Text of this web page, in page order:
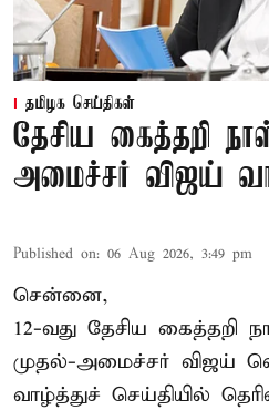
தமிழக செய்திகள்
தேசிய கைத்தறி
அமைச்சர் விஜய்
Published on: 06 Aug 2026, 3:49 pm
சென்னை,
12-வது தேசிய கைத்தறி
முதல்-அமைச்சர் விஜய்
வாழ்த்துச் செய்தியில்